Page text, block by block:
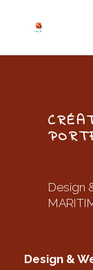
Design
Design &